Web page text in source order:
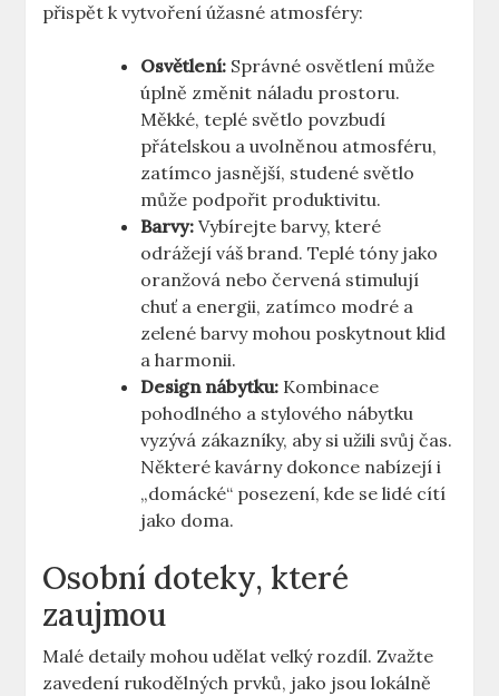
přispět k vytvoření úžasné atmosféry:
Osvětlení: Správné osvětlení může
úplně změnit náladu prostoru.
Měkké, teplé světlo povzbudí
přátelskou a uvolněnou atmosféru,
zatímco jasnější, studené světlo
může podpořit produktivitu.
Barvy: Vybírejte barvy, které
odrážejí váš brand. Teplé tóny jako
oranžová nebo červená stimulují
chuť a energii, zatímco modré a
zelené barvy mohou poskytnout klid
a harmonii.
Design nábytku: Kombinace
pohodlného a stylového nábytku
vyzývá zákazníky, aby si užili svůj čas.
Některé kavárny dokonce nabízejí i
„domácké“ posezení, kde se lidé cítí
jako doma.
Osobní doteky, které
zaujmou
Malé detaily mohou udělat velký rozdíl. Zvažte
zavedení rukodělných prvků, jako jsou lokálně